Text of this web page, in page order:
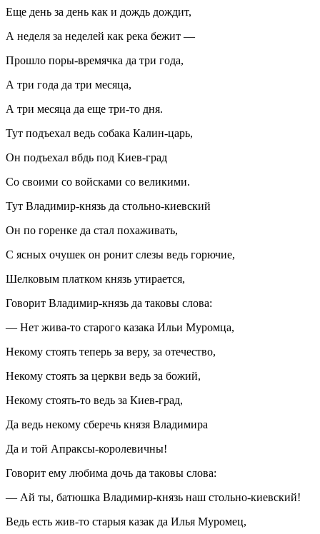
Еще день за день как и дождь дождит,
А неделя за неделей как река бежит —
Прошло поры-времячка да три года,
А три года да три месяца,
А три месяца да еще три-то дня.
Тут подъехал ведь собака Калин-царь,
Он подъехал вбдь под Киев-град
Со своими со войсками со великими.
Тут Владимир-князь да стольно-киевский
Он по горенке да стал похаживать,
С ясных очушек он ронит слезы ведь горючие,
Шелковым платком князь утирается,
Говорит Владимир-князь да таковы слова:
— Нет жива-то старого казака Ильи Муромца,
Некому стоять теперь за веру, за отечество,
Некому стоять за церкви ведь за божий,
Некому стоять-то ведь за Киев-град,
Да ведь некому сберечь князя Владимира
Да и той Апраксы-королевичны!
Говорит ему любима дочь да таковы слова:
— Ай ты, батюшка Владимир-князь наш стольно-киевский!
Ведь есть жив-то старыя казак да Илья Муромец,